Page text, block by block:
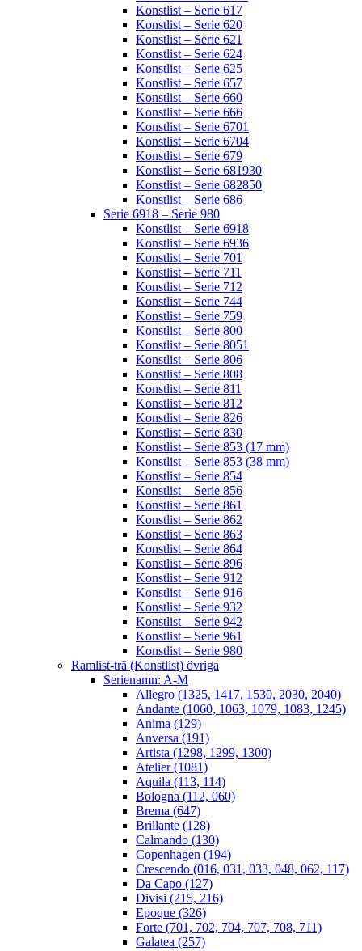
Konstlist – Serie 617
Konstlist – Serie 620
Konstlist – Serie 621
Konstlist – Serie 624
Konstlist – Serie 625
Konstlist – Serie 657
Konstlist – Serie 660
Konstlist – Serie 666
Konstlist – Serie 6701
Konstlist – Serie 6704
Konstlist – Serie 679
Konstlist – Serie 681930
Konstlist – Serie 682850
Konstlist – Serie 686
Serie 6918 – Serie 980
Konstlist – Serie 6918
Konstlist – Serie 6936
Konstlist – Serie 701
Konstlist – Serie 711
Konstlist – Serie 712
Konstlist – Serie 744
Konstlist – Serie 759
Konstlist – Serie 800
Konstlist – Serie 8051
Konstlist – Serie 806
Konstlist – Serie 808
Konstlist – Serie 811
Konstlist – Serie 812
Konstlist – Serie 826
Konstlist – Serie 830
Konstlist – Serie 853 (17 mm)
Konstlist – Serie 853 (38 mm)
Konstlist – Serie 854
Konstlist – Serie 856
Konstlist – Serie 861
Konstlist – Serie 862
Konstlist – Serie 863
Konstlist – Serie 864
Konstlist – Serie 896
Konstlist – Serie 912
Konstlist – Serie 916
Konstlist – Serie 932
Konstlist – Serie 942
Konstlist – Serie 961
Konstlist – Serie 980
Ramlist-trä (Konstlist) övriga
Serienamn: A-M
Allegro (1325, 1417, 1530, 2030, 2040)
Andante (1060, 1063, 1079, 1083, 1245)
Anima (129)
Anversa (191)
Artista (1298, 1299, 1300)
Atelier (1081)
Aquila (113, 114)
Bologna (112, 060)
Brema (647)
Brillante (128)
Calmando (130)
Copenhagen (194)
Crescendo (016, 031, 033, 048, 062, 117)
Da Capo (127)
Divisi (215, 216)
Epoque (326)
Forte (701, 702, 704, 707, 708, 711)
Galatea (257)